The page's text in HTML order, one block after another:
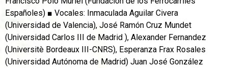
Españoles) ■ Vocales: Inmaculada Aguilar Civera
(Universidad de Valencia), José Ramón Cruz Mundet
(Universidad Carlos III de Madrid ), Alexander Fernandez
(Universitè Bordeaux III-CNRS), Esperanza Frax Rosales
(Universidad Autónoma de Madrid) Juan José González